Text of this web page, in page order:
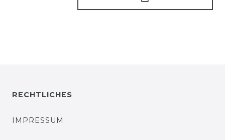
RECHTLICHES
IMPRESSUM